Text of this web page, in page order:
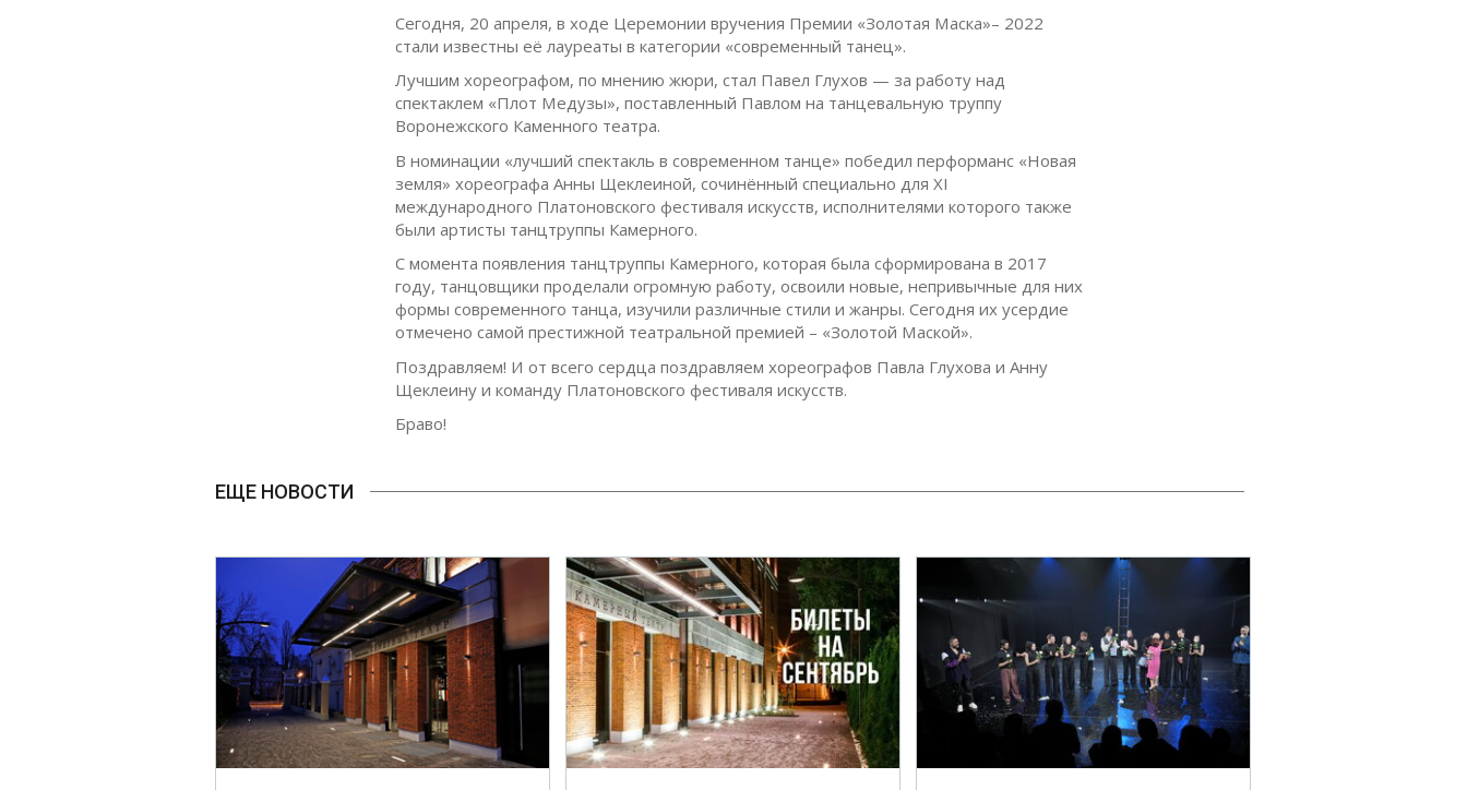
Сегодня, 20 апреля, в ходе Церемонии вручения Премии «Золотая Маска»– 2022
стали известны её лауреаты в категории «современный танец».
Лучшим хореографом, по мнению жюри, стал Павел Глухов — за работу над
спектаклем «Плот Медузы», поставленный Павлом на танцевальную труппу
Воронежского Каменного театра.
В номинации «лучший спектакль в современном танце» победил перформанс «Новая
земля» хореографа Анны Щеклеиной, сочинённый специально для XI
международного Платоновского фестиваля искусств, исполнителями которого также
были артисты танцтруппы Камерного.
С момента появления танцтруппы Камерного, которая была сформирована в 2017
году, танцовщики проделали огромную работу, освоили новые, непривычные для них
формы современного танца, изучили различные стили и жанры. Сегодня их усердие
отмечено самой престижной театральной премией – «Золотой Маской».
Поздравляем! И от всего сердца поздравляем хореографов Павла Глухова и Анну
Щеклеину и команду Платоновского фестиваля искусств.
Браво!
ЕЩЕ НОВОСТИ